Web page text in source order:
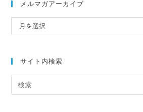
メルマガアーカイブ
月を選択
サイト内検索